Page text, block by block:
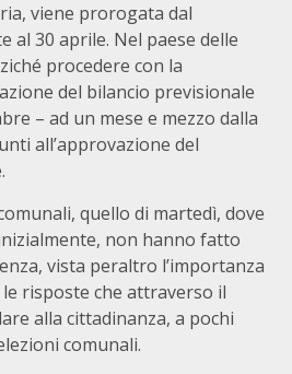
viene prorogata dal
al 30 aprile. Nel paese delle
procedere con la
del bilancio previsionale
– ad un mese e mezzo dalla
all’approvazione del
quello di martedì, dove
non hanno fatto
vista peraltro l’importanza
risposte che attraverso il
alla cittadinanza, a pochi
comunali.